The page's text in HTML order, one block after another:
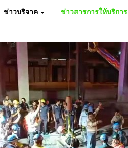
ข่าวบริจาค ข่าวสารการให้บริการ